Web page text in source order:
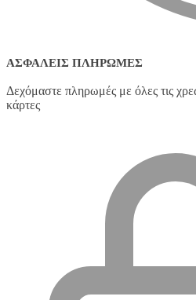
ΑΣΦΑΛΕΊΣ ΠΛΗΡΩΜΈΣ
Δεχόμαστε πληρωμές με όλες τις
κάρτες